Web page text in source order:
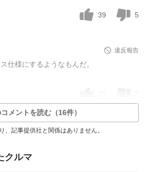
39 5
違反報告
仕様にするようなもんだ。
メントを読む（16件）
、記事提供社と関係はありません。
クルマ